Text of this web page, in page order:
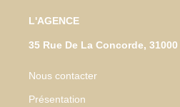
L'AGENCE
35 Rue De La Concorde, 31000
Nous contacter
Présentation